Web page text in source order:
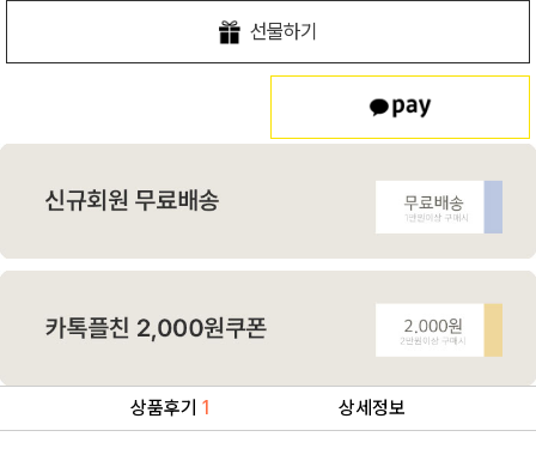
선물하기
상품후기 1 상세정보